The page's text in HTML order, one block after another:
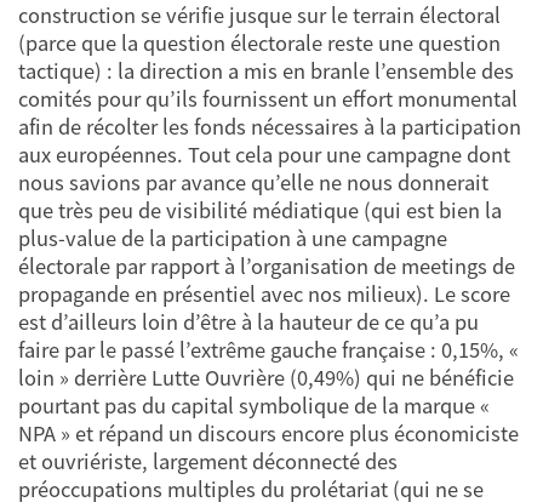
construction se vérifie jusque sur le terrain électoral
(parce que la question électorale reste une question
tactique) : la direction a mis en branle l’ensemble des
comités pour qu’ils fournissent un effort monumental
afin de récolter les fonds nécessaires à la participation
aux européennes. Tout cela pour une campagne dont
nous savions par avance qu’elle ne nous donnerait
que très peu de visibilité médiatique (qui est bien la
plus-value de la participation à une campagne
électorale par rapport à l’organisation de meetings de
propagande en présentiel avec nos milieux). Le score
est d’ailleurs loin d’être à la hauteur de ce qu’a pu
faire par le passé l’extrême gauche française : 0,15%, «
loin » derrière Lutte Ouvrière (0,49%) qui ne bénéficie
pourtant pas du capital symbolique de la marque «
NPA » et répand un discours encore plus économiciste
et ouvriériste, largement déconnecté des
préoccupations multiples du prolétariat (qui ne se